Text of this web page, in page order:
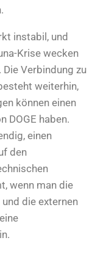
instabil, und
Krise wecken
Verbindung zu
weiterhin,
können einen
DOGE haben.
einen
den
wenn man die
die externen